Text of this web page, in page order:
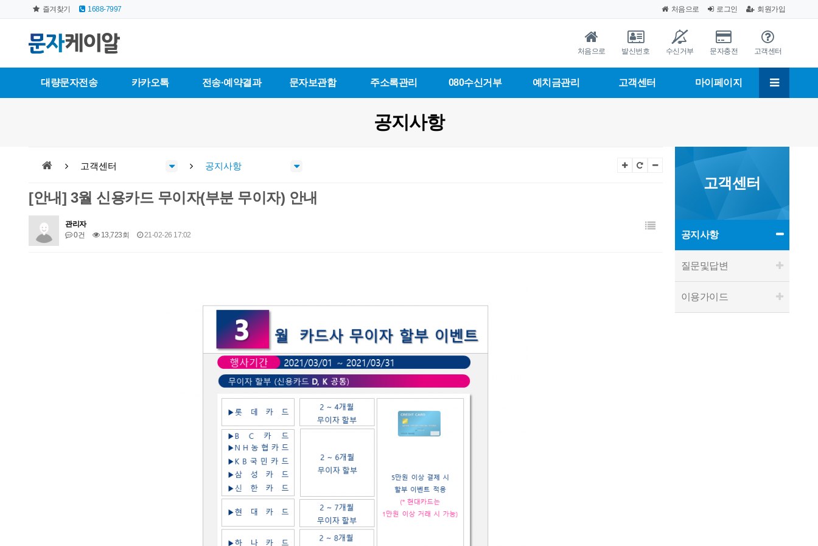
즐겨찾기 1688-7997 처음으로 로그인 회원가입
처음으로 발신번호 수신거부 문자충전 고객센터
대량문자전송 카카오톡 전송·예약결과 문자보관함 주소록관리 080수신거부 예치금관리 고객센터 마이페이지
공지사항
고객센터 공지사항
[안내] 3월 신용카드 무이자(부분 무이자) 안내
관리자
0건
13,723회 21-02-26 17:02
고객센터
공지사항
질문및답변
이용가이드